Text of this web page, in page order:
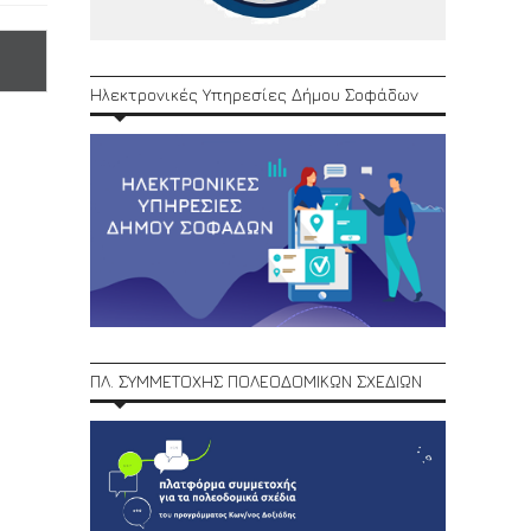
Ηλεκτρονικές Υπηρεσίες Δήμου Σοφάδων
ΠΛ. ΣΥΜΜΕΤΟΧΗΣ ΠΟΛΕΟΔΟΜΙΚΩΝ ΣΧΕΔΙΩΝ